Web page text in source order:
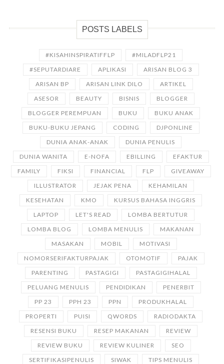
POSTS LABELS
#KISAHINSPIRATIFFLP
#MILADFLP21
#SEPUTARDIARE
APLIKASI
ARISAN BLOG 3
ARISAN BP
ARISAN LINK DILO
ARTIKEL
ASESOR
BEAUTY BISNIS
BLOGGER
BLOGGER PEREMPUAN
BUKU
BUKU ANAK
BUKU-BUKU JEPANG
CODING
DJPONLINE
DUNIA ANAK-ANAK
DUNIA PENULIS
DUNIA WANITA
E-NOFA EBILLING
EFAKTUR
FAMILY
FIKSI FINANCIAL FLP
GIVEAWAY
ILLUSTRATOR
JEJAK PENA
KEHAMILAN
KESEHATAN
KMO
KURSUS BAHASA INGGRIS
LAPTOP
LET'S READ
LOMBA BERTUTUR
LOMBA BLOG
LOMBA MENULIS
MAKANAN
MASAKAN
MOBIL
MOTIVASI
NOMORSERIFAKTURPAJAK
OTOMOTIF
PAJAK
PARENTING
PASTAGIGI
PASTAGIGIHALAL
PELUANG MENULIS
PENDIDIKAN
PENERBIT
PP 23
PPH 23 PPN
PRODUKHALAL
PROPERTI
PUISI QWORDS
RADIODAKTA
RESENSI BUKU
RESEP MAKANAN
REVIEW
REVIEW BUKU
REVIEW KULINER
SEO
SERTIFIKASIPENULIS
SIWAK
TIPS MENULIS